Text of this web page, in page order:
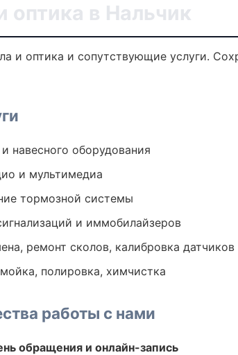
оптика в Нальчик
и оптика и сопутствующие услуги.
навесного оборудования
и мультимедиа
тормозной системы
и иммобилайзеров
ремонт сколов, калибровка датчиков
полировка, химчистка
работы с нами
обращения и онлайн-запись